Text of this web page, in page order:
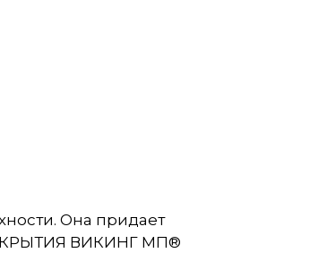
Она придает
ВИКИНГ МП®